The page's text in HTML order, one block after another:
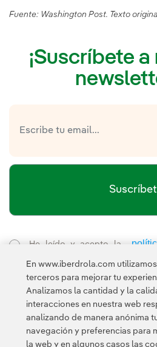
Fuente: Washington Post. Texto
¡Suscríbete a
He leído y acepto la
Newsletter
Enlace externo, se
Esta página está protegida por
Política de privacidad y los
En www.iberdrola.com
terceros para mejorar tu
Analizamos la cantidad y la
interacciones en nuestra web
analizando de manera anónima
navegación y preferencias para
la web y en algunos casos las